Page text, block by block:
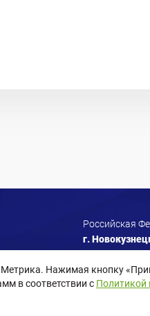
Российская
г.
Нажимая кнопку
в соответствии с Политикой